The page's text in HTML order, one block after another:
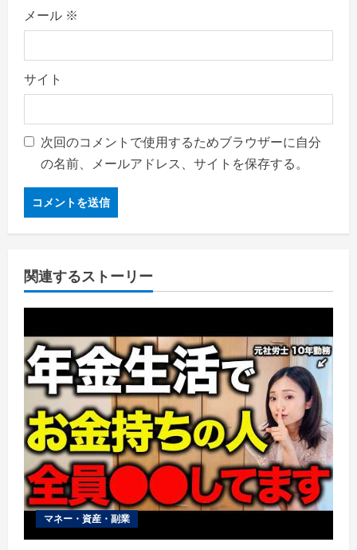
メール ※
サイト
次回のコメントで使用するためブラウザーに自分
の名前、メールアドレス、サイトを保存する。
関連するストーリー
マネー・資産・副業